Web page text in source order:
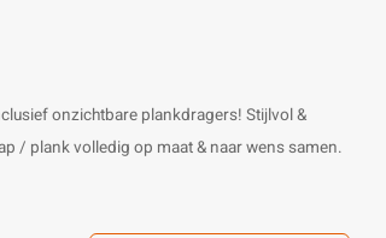
onzichtbare plankdragers! Stijlvol &
/ plank volledig op maat & naar wens samen.